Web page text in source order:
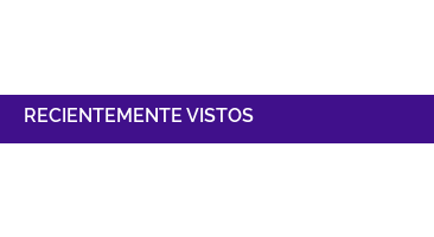
RECIENTEMENTE VISTOS